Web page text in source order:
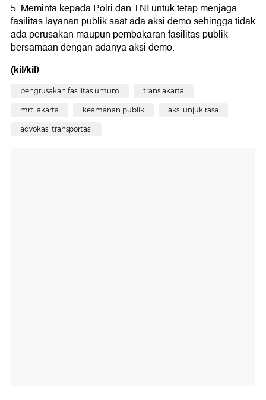
5. Meminta kepada Polri dan TNI untuk tetap menjaga
fasilitas layanan publik saat ada aksi demo sehingga tidak
ada perusakan maupun pembakaran fasilitas publik
bersamaan dengan adanya aksi demo.
(kil/kil)
pengrusakan fasilitas umum transjakarta
mrt jakarta keamanan publik aksi unjuk rasa
advokasi transportasi